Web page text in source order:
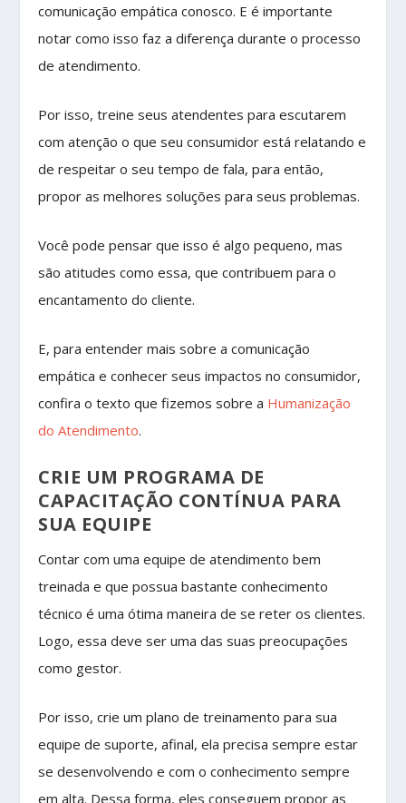
comunicação empática conosco. E é importante
notar como isso faz a diferença durante o processo
de atendimento.
Por isso, treine seus atendentes para escutarem
com atenção o que seu consumidor está relatando e
de respeitar o seu tempo de fala, para então,
propor as melhores soluções para seus problemas.
Você pode pensar que isso é algo pequeno, mas
são atitudes como essa, que contribuem para o
encantamento do cliente.
E, para entender mais sobre a comunicação
empática e conhecer seus impactos no consumidor,
confira o texto que fizemos sobre a Humanização
do Atendimento.
CRIE UM PROGRAMA DE
CAPACITAÇÃO CONTÍNUA PARA
SUA EQUIPE
Contar com uma equipe de atendimento bem
treinada e que possua bastante conhecimento
técnico é uma ótima maneira de se reter os clientes.
Logo, essa deve ser uma das suas preocupações
como gestor.
Por isso, crie um plano de treinamento para sua
equipe de suporte, afinal, ela precisa sempre estar
se desenvolvendo e com o conhecimento sempre
em alta. Dessa forma, eles conseguem propor as